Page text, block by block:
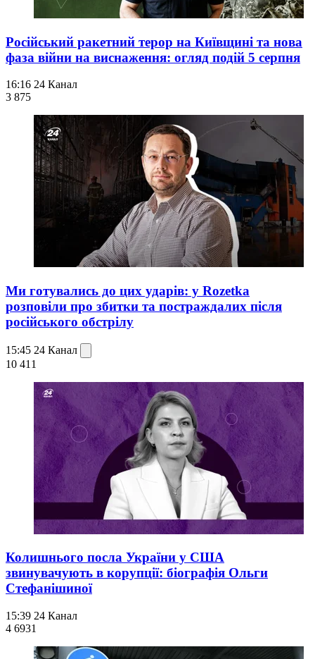
Російський ракетний терор на Київщині та нова
фаза війни на виснаження: огляд подій 5 серпня
16:16 24 Канал
3 875
Ми готувались до цих ударів: у Rozetka
розповіли про збитки та постраждалих після
російського обстрілу
15:45 24 Канал
10 411
Колишнього посла України у США
звинувачують в корупції: біографія Ольги
Стефанішиної
15:39 24 Канал
4 6931